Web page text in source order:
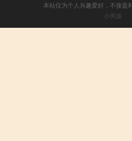
本站仅为个人兴趣爱好，不接盈
小男孩